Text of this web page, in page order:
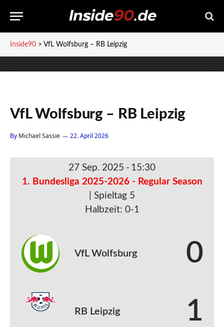
Inside90 > VfL Wolfsburg – RB Leipzig
VfL Wolfsburg – RB Leipzig
By Michael Sassie 22. April 2026
27 Sep. 2025 - 15:30
1. Bundesliga 2025-2026 - Regular Season
| Spieltag 5
Halbzeit: 0-1
VfL Wolfsburg 0
RB Leipzig 1